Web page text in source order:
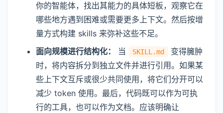
你的智能体，找出其能力的具体短板，观察它在
哪些地方遇到困难或需要更多上下文。然后按增
量方式构建 skills 来弥补这些不足。
面向规模进行结构化：
当 SKILL.md
变得臃肿
时，将内容拆分到独立文件并进行引用。如果某
些上下文互斥或很少共同使用，将它们分开可以
减少 token 使用。最后，代码既可以作为可执
行的工具，也可以作为文档。应该明确让